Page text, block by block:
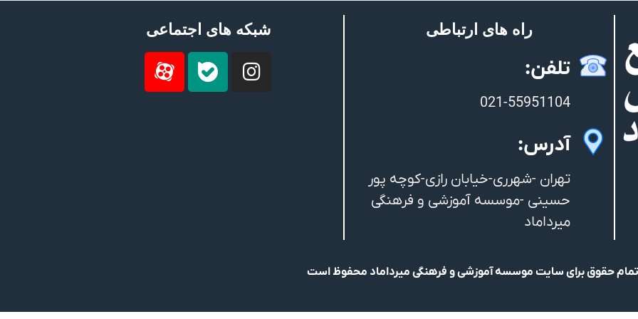
راه های ارتباطی
تلفن:
021-55951104
آدرس:
تهران -شهرری-خیابان رازی-کوچه پور
حسینی -موسسه آموزشی و فرهنگی
میرداماد
شبکه های اجتماعی
حقوق برای سایت موسسه آموزشی و فرهنگی میرداماد محفوظ است